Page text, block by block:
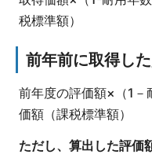
税標準額）
前年前に取得し
前年度の評価額×（1－
価額（課税標準額）
ただし、算出した評価